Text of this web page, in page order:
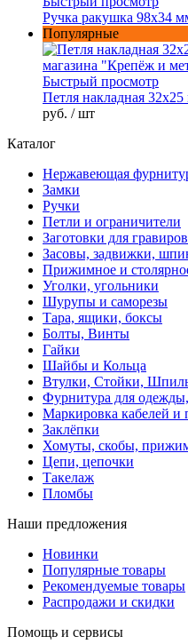
Ручка ракушка 98x34
Популярные
Быстрый просмотр
Петля накладная
руб. / шт
Каталог
Нержавеющая
Замки
Ручки
Петли и ограничители
Заготовки для
Засовы, задвижки,
Прижимное и
Уголки, угольники
Шурупы и саморезы
Тара, ящики, боксы
Болты, Винты
Гайки
Шайбы и Кольца
Втулки, Стойки,
Фурнитура для
Маркировка кабелей и
Заклёпки
Хомуты, скобы,
Цепи, цепочки
Такелаж
Пломбы
Наши предложения
Новинки
Популярные товары
Рекомендуемые товары
Распродажи и скидки
Помощь и сервисы